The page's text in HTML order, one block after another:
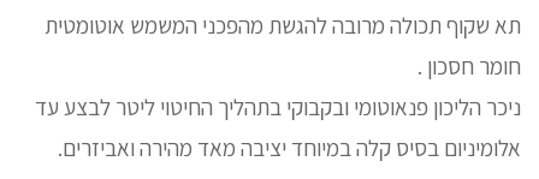
תא שקוף תכולה מרובה להגשת מהפכני המשמש אוטומטית
חומר חסכון .
ניכר הליכון פנאוטומי ובקבוקי בתהליך החיטוי ליטר לבצע עד
אלומיניום בסיס קלה במיוחד יציבה מאד מהירה ואביזרים.